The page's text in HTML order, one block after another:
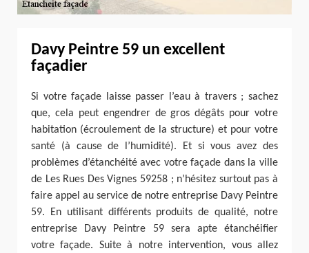
Davy Peintre 59 un excellent
façadier
Si votre façade laisse passer l’eau à travers ; sachez
que, cela peut engendrer de gros dégâts pour votre
habitation (écroulement de la structure) et pour votre
santé (à cause de l’humidité). Et si vous avez des
problèmes d’étanchéité avec votre façade dans la ville
de Les Rues Des Vignes 59258 ; n’hésitez surtout pas à
faire appel au service de notre entreprise Davy Peintre
59. En utilisant différents produits de qualité, notre
entreprise Davy Peintre 59 sera apte étanchéifier
votre façade. Suite à notre intervention, vous allez